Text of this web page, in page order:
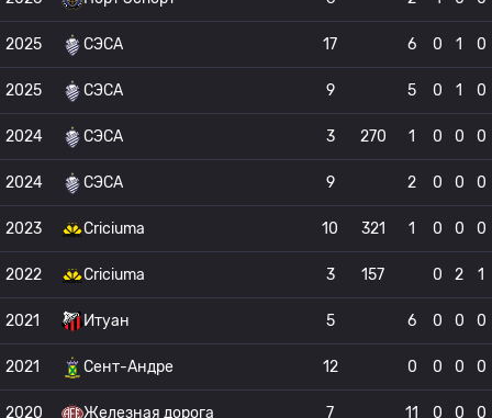
2025 СЭСА 17 6 0 1 0
2025 СЭСА 9 5 0 1 0
2024 СЭСА 3 270 1 0 0 0
2024 СЭСА 9 2 0 0 0
2023 Criciuma 10 321 1 0 0 0
2022 Criciuma 3 157 0 2 1
2021 Итуан 5 6 0 0 0
2021 Сент-Андре 12 0 0 0 0
2020 Железная дорога 7 11 0 0 0